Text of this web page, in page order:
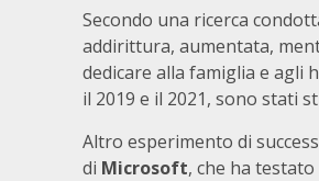
Secondo una ricerca
addirittura, aumentata,
dedicare alla famiglia e agli
il 2019 e il 2021, sono stati
Altro esperimento di
di Microsoft, che ha